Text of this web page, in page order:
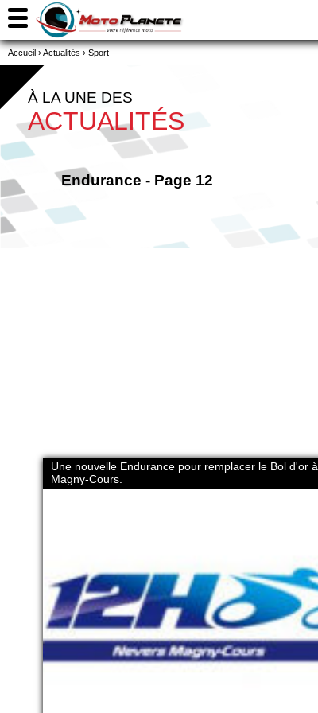
Accueil ›Actualités › Sport
À LA UNE DES
ACTUALITÉS
Endurance - Page 12
Une nouvelle Endurance pour remplacer le Bol d'or à
Magny-Cours.